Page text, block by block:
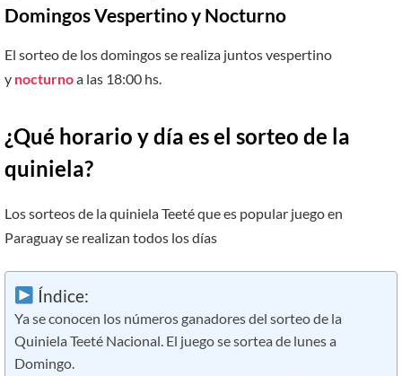
Domingos Vespertino y Nocturno
El sorteo de los domingos se realiza juntos vespertino
y nocturnoa las 18:00 hs.
¿Qué horario y día es el sorteo de la
quiniela?
Los sorteos de la quiniela Teeté que es popular juego en
Paraguay se realizan todos los días
Índice:
Ya se conocen los números ganadores del sorteo de la
Quiniela Teeté Nacional. El juego se sortea de lunes a
Domingo.